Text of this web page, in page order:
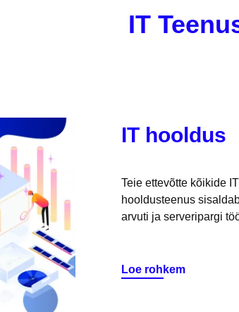
IT
IT hooldus
Teie ettevõtte kõikide
hooldusteenus
arvuti ja serveripargi
Loe rohkem